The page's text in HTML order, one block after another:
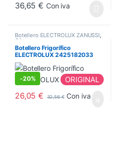
36,65€ Con iva
Botellero ELECTROLUX ZANUSSI,
Ofertas
Botellero Frigorífico
ELECTROLUX 2425182033
-20% ORIGINAL
26,05€ 32,56€ Con iva